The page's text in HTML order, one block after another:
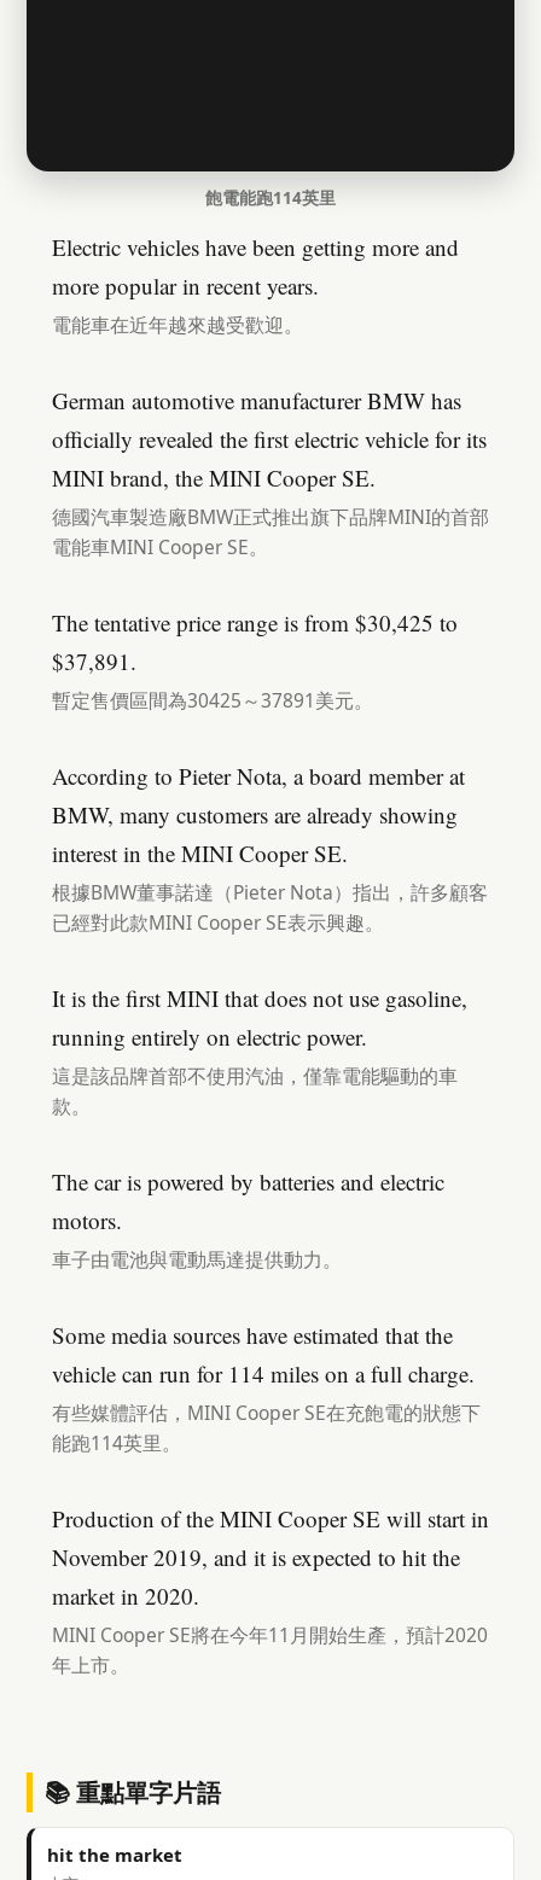
飽電能跑114英里
Electric vehicles have been getting more and
more popular in recent years.
電能車在近年越來越受歡迎。
German automotive manufacturer BMW has
officially revealed the first electric vehicle for its
MINI brand, the MINI Cooper SE.
德國汽車製造廠BMW正式推出旗下品牌MINI的首部
電能車MINI Cooper SE。
The tentative price range is from $30,425 to
$37,891.
暫定售價區間為30425～37891美元。
According to Pieter Nota, a board member at
BMW, many customers are already showing
interest in the MINI Cooper SE.
根據BMW董事諾達（Pieter Nota）指出，許多顧客
已經對此款MINI Cooper SE表示興趣。
It is the first MINI that does not use gasoline,
running entirely on electric power.
這是該品牌首部不使用汽油，僅靠電能驅動的車
款。
The car is powered by batteries and electric
motors.
車子由電池與電動馬達提供動力。
Some media sources have estimated that the
vehicle can run for 114 miles on a full charge.
有些媒體評估，MINI Cooper SE在充飽電的狀態下
能跑114英里。
Production of the MINI Cooper SE will start in
November 2019, and it is expected to hit the
market in 2020.
MINI Cooper SE將在今年11月開始生產，預計2020
年上市。
📚 重點單字片語
hit the market